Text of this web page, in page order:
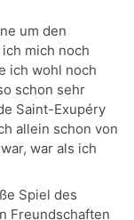
um den
mich noch
ich wohl noch
schon sehr
Saint-Exupéry
allein schon von
war als ich
Spiel des
Freundschaften